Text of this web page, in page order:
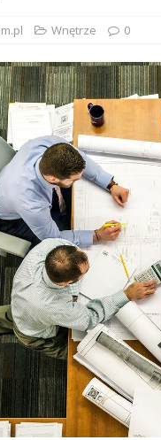
Wnętrze 0